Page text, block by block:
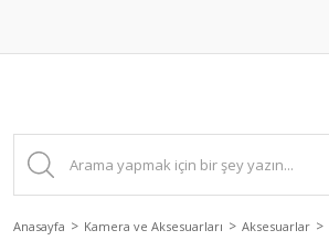
Anasayfa Kamera ve Aksesuarları Aksesuarlar